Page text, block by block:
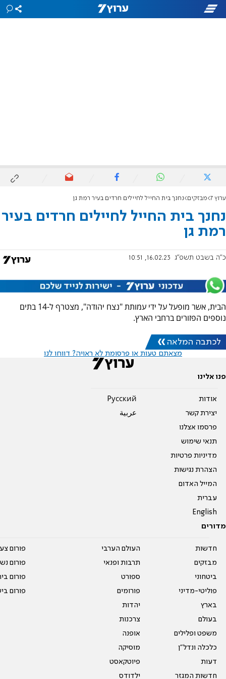
ערוץ 7 מבזקים נחנך בית החייל לחיילים חרדים בעיר רמת גן
נחנך בית החייל לחיילים חרדים בעיר
רמת גן
כ"ה בשבט תשפ"ג 16.02.23, 10:51
הבית, אשר מופעל על ידי עמותת "נצח יהודה", מצטרף ל-14 בתים
נוספים הפזורים ברחבי הארץ.
לכתבה המלאה
מצאתם טעות או פרסומת לא ראויה? דווחו לנו
פנו אלינו
אודות
יצירת קשר
פרסמו אצלנו
תנאי שימוש
מדיניות פרטיות
הצהרת נגישות
המייל האדום
עברית
English
Pусский
عربية
מדורים
חדשות
מבזקים
ביטחוני
פוליטי-מדיני
בארץ
בעולם
משפט ופלילים
כלכלה ונדל"ן
דעות
חדשות המגזר
העולם הערבי
תרבות ופנאי
ספורט
פורומים
יהדות
צרכנות
אופנה
מוסיקה
פיוטקאסט
ילדודס
פורום
פורום
פורום
פורום